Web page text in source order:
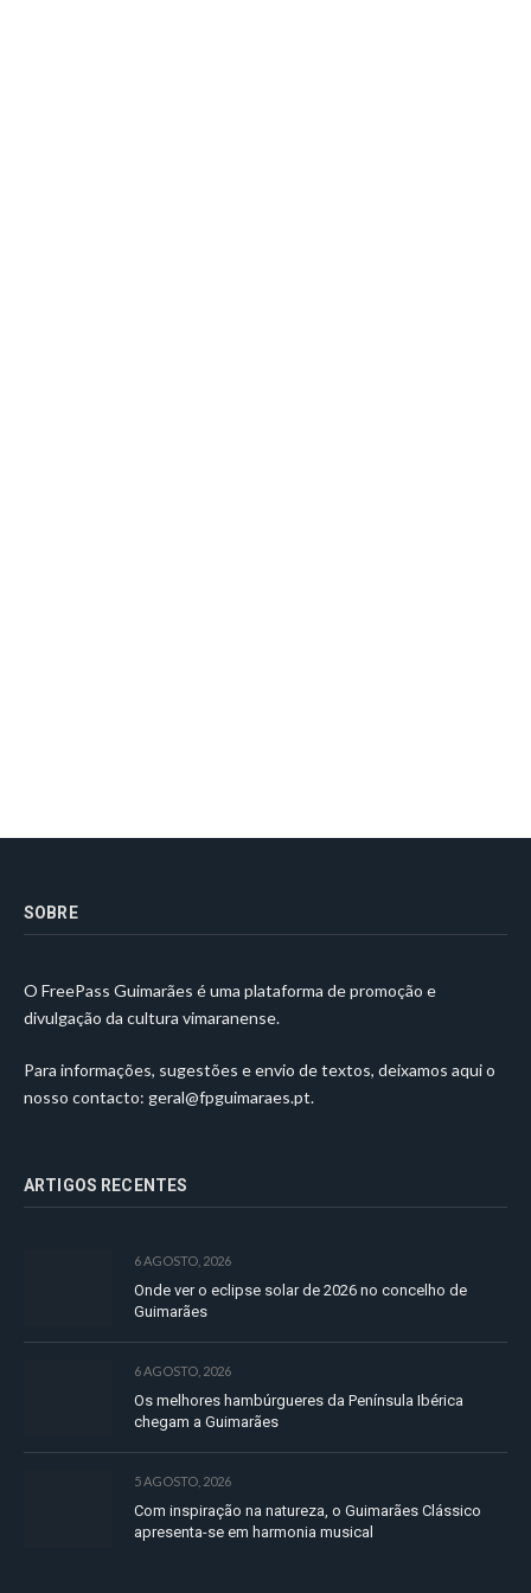
SOBRE
O FreePass Guimarães é uma plataforma de promoção e
divulgação da cultura vimaranense.
Para informações, sugestões e envio de textos, deixamos aqui o
nosso contacto: geral@fpguimaraes.pt.
ARTIGOS RECENTES
6 AGOSTO, 2026
Onde ver o eclipse solar de 2026 no concelho de
Guimarães
6 AGOSTO, 2026
Os melhores hambúrgueres da Península Ibérica
chegam a Guimarães
5 AGOSTO, 2026
Com inspiração na natureza, o Guimarães Clássico
apresenta-se em harmonia musical